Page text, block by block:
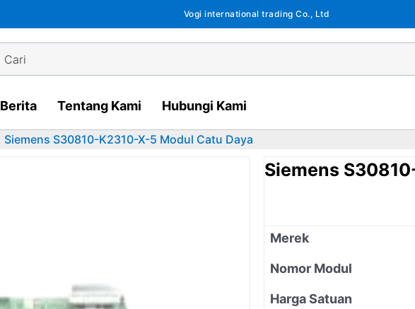
Vogi international trading Co., Ltd
Cari
Berita Tentang Kami Hubungi Kami
Siemens S30810-K2310-X-5 Modul Catu Daya
Siemens
Merek
Nomor Modul
Harga Satuan